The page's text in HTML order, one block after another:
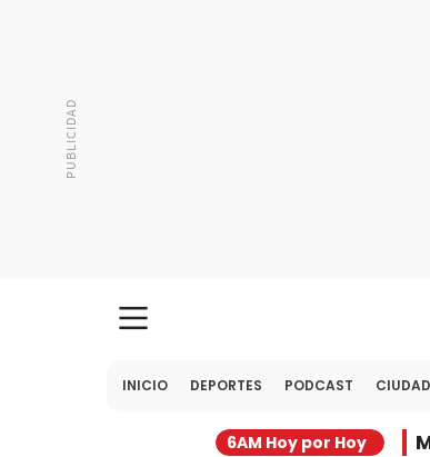
INICIO DEPORTES PODCAST
6AM Hoy por Hoy